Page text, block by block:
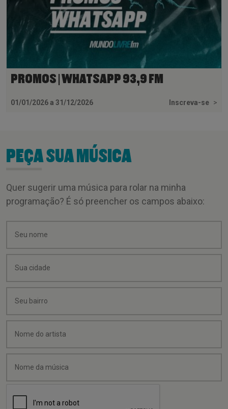
PROMOS | WHATSAPP 93,9 FM
01/01/2026 a 31/12/2026 Inscreva-se >
PEÇA SUA MÚSICA
Quer sugerir uma música para rolar na minha
programação? É só preencher os campos abaixo: